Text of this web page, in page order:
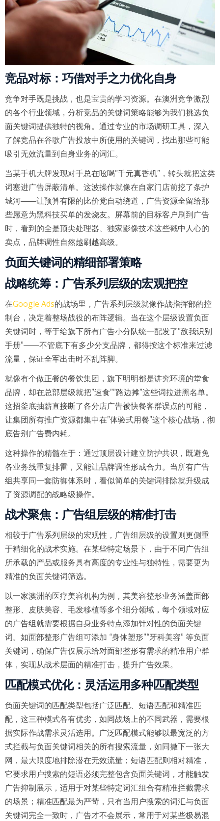
竞品对标：巧借对手之力优化自身
竞争对手既是挑战，也是宝贵的学习资源。在澳洲竞争激烈
的各个行业领域，分析竞品的关键词策略能够为我们挑选负
面关键词提供独特的视角。通过专业的市场调研工具，深入
了解竞品在谷歌广告投放中所使用的关键词，找出那些可能
吸引无效流量到自身业务的词汇。
当某手机大牌发现对手总在吆喝”千元真香机”，转头就把这类
词塞进广告屏蔽清单。这波操作就像在自家门店前挖了条护
城河——让预算有限的比价党自动绕道，广告资源全留给那
些愿意为黑科技买单的发烧友。屏幕前的目标客户刷到广告
时，看到的全是顶尖处理器、独家影像技术这些戳中人心的
卖点，品牌调性自然越刷越高级。
负面关键词的精细部署策略
战略统筹：广告系列层级的宏观把控
在Google Ads的战场里，广告系列层级就像作战指挥部的控
制台，决定着整场战役的布阵逻辑。当在这个层级设置负面
关键词时，等于给旗下所有广告小分队统一配发了”敌我识别
手册”——不管底下有多少分支品牌，都得按这个标准来过滤
流量，保证全军出击时不乱阵脚。
就像有个做正餐的餐饮集团，旗下明明都是讲究环境的堂食
品牌，却在总部层级就把”速食””路边摊”这些词拉进黑名单。
这招釜底抽薪直接断了各分店广告被快餐客群误点的可能，
让集团所有推广资源都集中在”体验式用餐”这个核心战场，彻
底告别广告费内耗。
这种操作的精髓在于：通过顶层设计建立防护共识，既避免
各业务线重复排雷，又能让品牌调性形成合力。当所有广告
组共享同一套防御体系时，看似简单的关键词排除就升级成
了资源调配的战略级操作。
战术聚焦：广告组层级的精准打击
相较于广告系列层级的宏观性，广告组层级的设置则更侧重
于精细化的战术实施。在某些特定场景下，由于不同广告组
所承载的产品或服务具有高度的专业性与独特性，需要更为
精准的负面关键词筛选。
以一家澳洲的医疗美容机构为例，其美容整形业务涵盖面部
整形、皮肤美容、毛发移植等多个细分领域，每个领域对应
的广告组就需要根据自身业务特点添加针对性的负面关键
词。如面部整形广告组可添加 “身体塑形”“牙科美容” 等负面
关键词，确保广告仅展示给对面部整形有需求的精准用户群
体，实现从战术层面的精准打击，提升广告效果。
匹配模式优化：灵活运用多种匹配类型
负面关键词的匹配类型包括广泛匹配、短语匹配和精准匹
配，这三种模式各有优劣，如同战场上的不同武器，需要根
据实际作战需求灵活选用。广泛匹配模式能够以最宽泛的方
式拦截与负面关键词相关的所有搜索流量，如同撒下一张大
网，最大限度地排除潜在无效流量；短语匹配则相对精准，
它要求用户搜索的短语必须完整包含负面关键词，才能触发
广告抑制展示，适用于对某些特定词汇组合有精准拦截需求
的场景；精准匹配最为严苛，只有当用户搜索的词汇与负面
关键词完全一致时，广告才不会展示，常用于对某些极易混